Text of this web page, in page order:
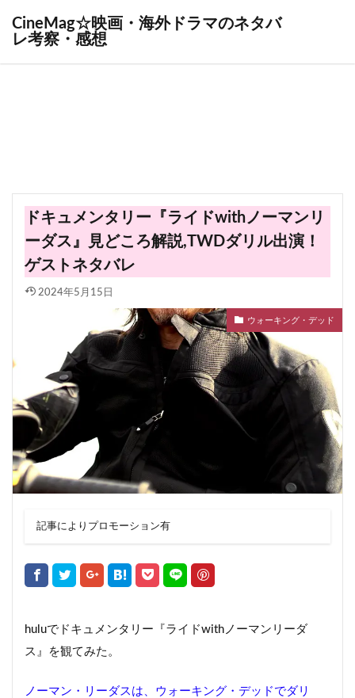
CineMag☆映画・海外ドラマのネタバ
レ考察・感想
ドキュメンタリー『ライドwithノーマンリ
ーダス』見どころ解説,TWDダリル出演！
ゲストネタバレ
2024年5月15日
ウォーキング・デッド
記事によりプロモーション有
huluでドキュメンタリー『ライドwithノーマンリーダ
ス』を観てみた。
ノーマン・リーダスは、ウォーキング・デッドでダリ